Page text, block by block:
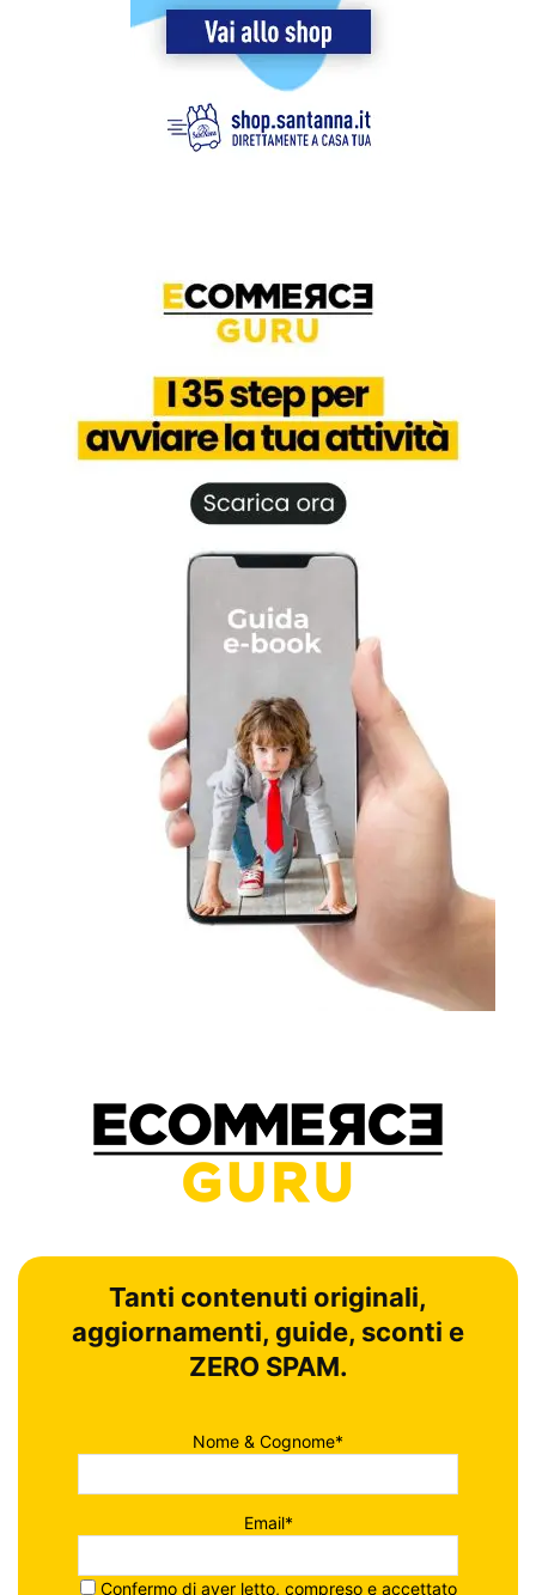
Tanti contenuti originali,
aggiornamenti, guide, sconti e
ZERO SPAM.
Nome & Cognome*
Email*
Confermo di aver letto, compreso e accettato